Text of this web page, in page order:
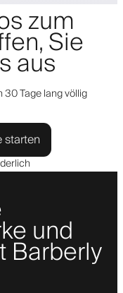
zum
Sie
aus
Tage lang völlig
starten
und
Barberly